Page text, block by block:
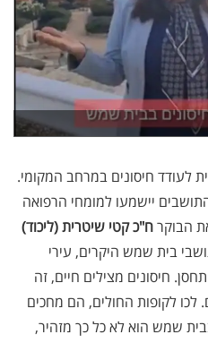
לעודד חיסונים במרחב המקומי.
יישמעו למומחי הרפואה
הבוקרח"כ קטי שיטרית (ליכוד)
בית שמש היקרים, עירי
חיסונים מצילים חיים, זה
לכו לקופות החולים, הם מחכים
שמש הוא לא כל כך מזהיר,